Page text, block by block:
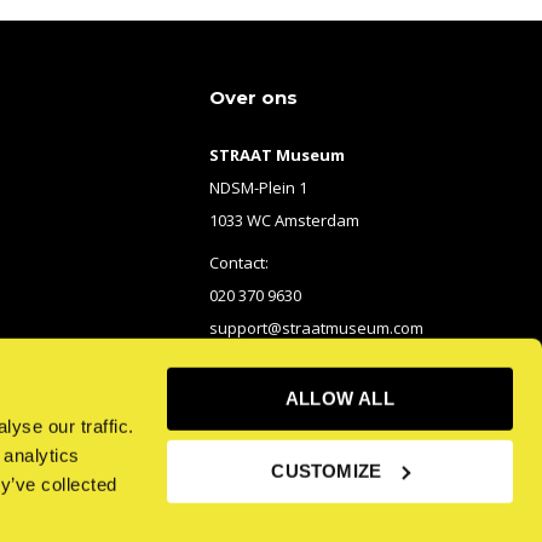
our traffic.
collected
ALLOW ALL
CUSTOMIZE
Over ons
STRAAT Museum
NDSM-Plein 1
1033 WC Amsterdam
Contact:
020 370 9630
support@straatmuseum.com